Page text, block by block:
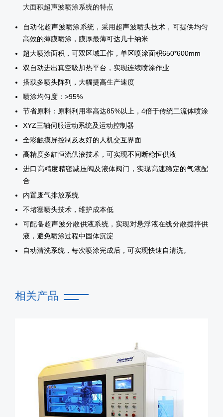
大面积超声波喷涂系统的特点
自动化超声波喷涂系统 ，采用超声波喷头技术，可提供均匀
高效的薄膜喷涂，膜厚最薄可达几十纳米
超大喷涂面积，可双区域工作，单区喷涂面积650*600mm
双自动进出真空吸加热平台，实现连续喷涂作业
搭载多喷头阵列，大幅提高生产速度
喷涂均匀度：>95%
节省原料：原料利用率高达85%以上，4倍于传统二流体喷涂
XYZ三轴伺服运动系统及运动控制器
全彩触摸屏控制及友好的人机交互界面
高精度多缸恒流供液技术，可实现不间断稳恒供液
进口高精度精密减压阀及液体阀门，实现高速稳定的气液配
合
内置废气排放系统
不堵塞喷头技术，维护成本低
可配备超声波分散供液系统，实现对悬浮液在线分散搅拌供
液，避免喷涂过程中固体沉淀
自动清洗系统，每次喷涂完成后，可实现快速自清洗。
相关产品